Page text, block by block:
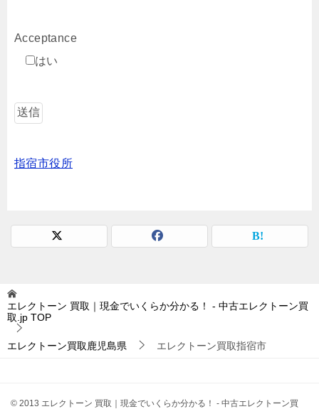
Acceptance
はい
指宿市役所
エレクトーン 買取｜現金でいくらか分かる！ - 中古エレクトーン買
取.jp TOP
エレクトーン買取鹿児島県 エレクトーン買取指宿市
© 2013 エレクトーン 買取｜現金でいくらか分かる！ - 中古エレクトーン買